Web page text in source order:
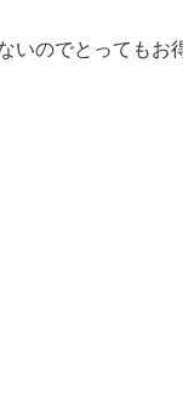
いのでとってもお